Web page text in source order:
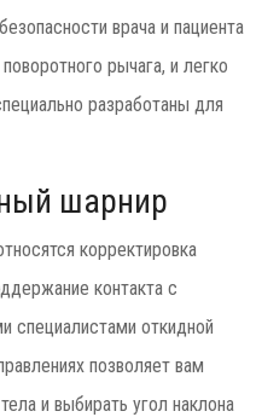
врача и пациента
рычага, и легко
разработаны для
шарнир
корректировка
контакта с
специалистами откидной
позволяет вам
и выбирать угол наклона